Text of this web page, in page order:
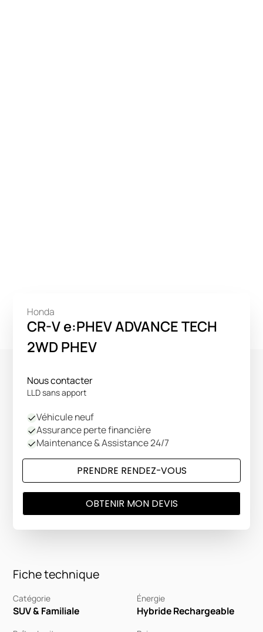
Fiche technique
Catégorie
SUV & Familiale
Énergie
Hybride Rechargeable
Honda
CR-V e:PHEV ADVANCE TECH
2WD PHEV
Nous contacter
LLD sans apport
Véhicule neuf
Assurance perte financière
Maintenance & Assistance 24/7
PRENDRE RENDEZ-VOUS
OBTENIR MON DEVIS